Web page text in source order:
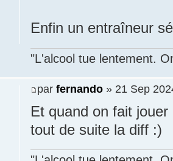
Enfin un entraîneur
"L'alcool tue lentement.
par fernando » 21 Sep
Et quand on fait
tout de suite la diff :)